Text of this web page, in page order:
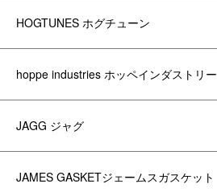
HOGTUNES ホグチューン
hoppe industries ホッペインダストリー
JAGG ジャグ
JAMES GASKETジェームスガスケット